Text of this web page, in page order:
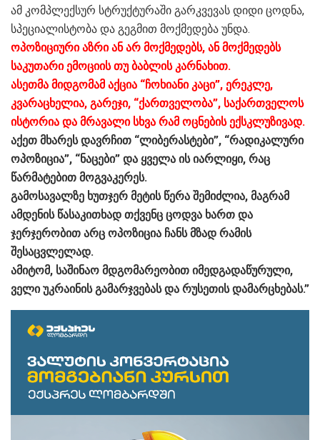
ამ კომპლექსურ სტრუქტურაში გარკვევას დიდი ცოდნა,
სპეციალისტობა და გეგმით მოქმედება უნდა.
ოპოზიციური აზრი ან არ მოქმედებს, ან მოქმედებს
საკუთარი ემოციის თუ ბაბლის კარნახით.
ასეთმა მიდგომამ აქცია “ჩოხიანი კაცი”, ერეკლე,
კვარაცხელია, გარეჯი, “ქართველობა”, საქართველოს
ისტორია და მრავალი სხვა რამ ოცნების ექსკლუზივად.
აქეთ მხარეს დავრჩით “ლიბერასტები”, “რადიკალური
ოპოზიცია”, “ნაცები” და ყველა ის იარლიყი, რაც
წარმატებით მოგვაკერეს.
გამოსავალზე ხუთჯერ მეტის წერა შემიძლია, მაგრამ
ამდენის წასაკითხად თქვენც ცოდვა ხართ და
ჯერჯერობით არც ოპოზიცია ჩანს მზად რამის
შესაცვლელად.
ამიტომ, საშინაო მდგომარეობით იმედგადაწურული,
ველი უკრაინის გამარჯვებას და რუსეთის დამარცხებას.”